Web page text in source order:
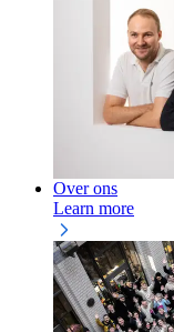
Over ons
Learn more